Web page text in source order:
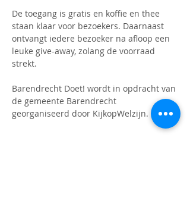
De toegang is gratis en koffie en thee
staan klaar voor bezoekers. Daarnaast
ontvangt iedere bezoeker na afloop een
leuke give-away, zolang de voorraad
strekt.
Barendrecht Doet! wordt in opdracht van
de gemeente Barendrecht
georganiseerd door KijkopWelzijn.